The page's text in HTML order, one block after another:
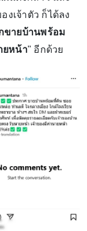
งเจ้าตัว ก็ได้ลง
ขายบ้านพร้อม
ยหน้า" อีกด้วย